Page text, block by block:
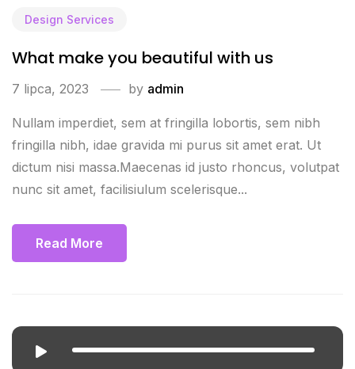
Design Services
What make you beautiful with us
7 lipca, 2023 by admin
Nullam imperdiet, sem at fringilla lobortis, sem nibh
fringilla nibh, idae gravida mi purus sit amet erat. Ut
dictum nisi massa.Maecenas id justo rhoncus, volutpat
nunc sit amet, facilisiulum scelerisque...
Read More